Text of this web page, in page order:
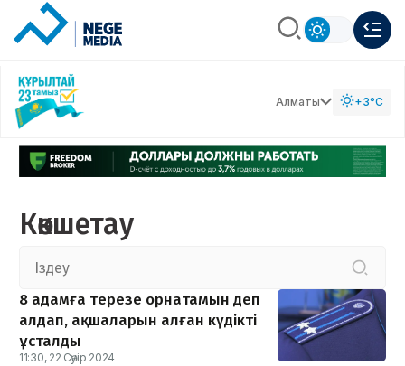
Алматы +3°C
Көкшетау
8 адамға терезе орнатамын деп
алдап, ақшаларын алған күдікті
ұсталды
11:30, 22 Сәуір 2024